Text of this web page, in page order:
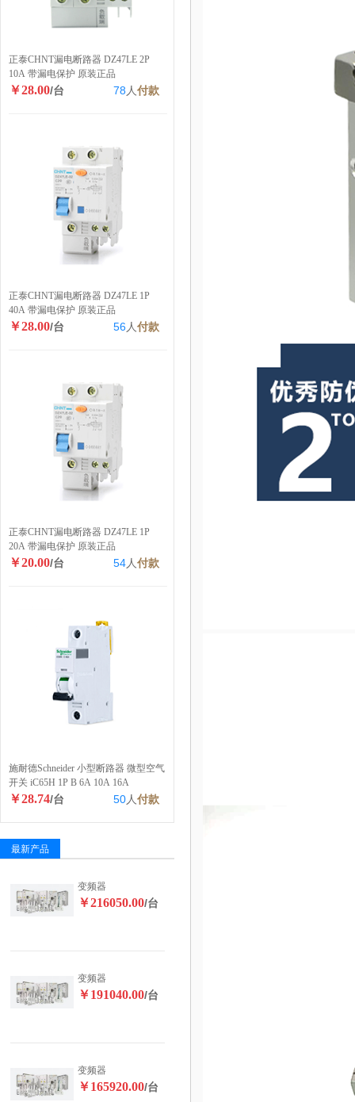
正泰CHNT漏电断路器 DZ47LE 2P
10A 带漏电保护 原装正品
￥28.00/台 78 人付款
正泰CHNT漏电断路器 DZ47LE 1P
40A 带漏电保护 原装正品
￥28.00/台 56人付款
正泰CHNT漏电断路器 DZ47LE 1P
20A 带漏电保护 原装正品
￥20.00/台 54人付款
施耐德Schneider 小型断路器 微型空气
开关 iC65H 1P B 6A 10A 16A
￥28.74/台 50人付款
最新产品
变频器
￥216050.00/台
变频器
￥191040.00/台
变频器
￥165920.00/台